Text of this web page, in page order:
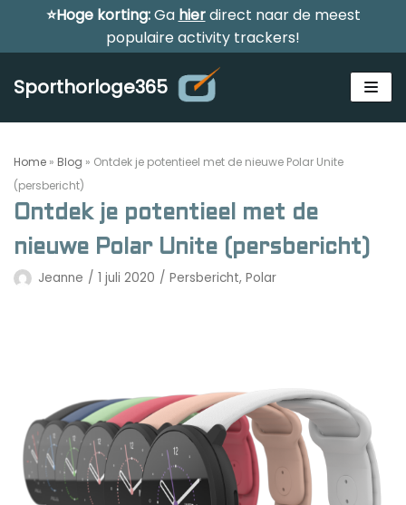
Meteen
inhoud
⭐Hoge korting:Ga hierdirect naar de meest
populaire activity trackers!
Sporthorloge365
Alle sporthorloges
Activity tracker
Golfhorloge
Accessoires
Vergelijk
Apple
Fitbit
Garmin
Nieuws
Persbericht
Home » Blog » Ontdek je potentieel met de nieuwe Polar Unite
(persbericht)
Ontdek je potentieel met de
nieuwe Polar Unite (persbericht)
Jeanne 1 juli 2020 Persbericht, Polar